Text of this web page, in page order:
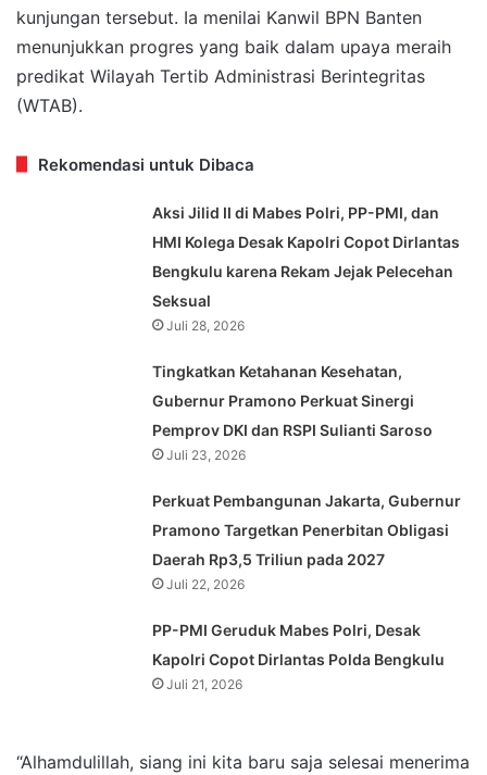
kunjungan tersebut. Ia menilai Kanwil BPN Banten
menunjukkan progres yang baik dalam upaya meraih
predikat Wilayah Tertib Administrasi Berintegritas
(WTAB).
Rekomendasi untuk Dibaca
Aksi Jilid II di Mabes Polri, PP-PMI, dan
HMI Kolega Desak Kapolri Copot Dirlantas
Bengkulu karena Rekam Jejak Pelecehan
Seksual
Juli 28, 2026
Tingkatkan Ketahanan Kesehatan,
Gubernur Pramono Perkuat Sinergi
Pemprov DKI dan RSPI Sulianti Saroso
Juli 23, 2026
Perkuat Pembangunan Jakarta, Gubernur
Pramono Targetkan Penerbitan Obligasi
Daerah Rp3,5 Triliun pada 2027
Juli 22, 2026
PP-PMI Geruduk Mabes Polri, Desak
Kapolri Copot Dirlantas Polda Bengkulu
Juli 21, 2026
“Alhamdulillah, siang ini kita baru saja selesai menerima